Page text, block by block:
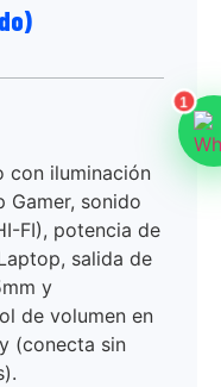
con iluminación
Gamer, sonido
FI), potencia de
salida de
y
de volumen en
(conecta sin
1